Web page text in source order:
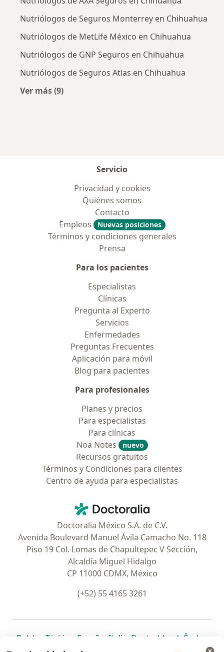
Nutriólogos de Seguros Monterrey en Chihuahua
Nutriólogos de MetLife México en Chihuahua
Nutriólogos de GNP Seguros en Chihuahua
Nutriólogos de Seguros Atlas en Chihuahua
Ver más (9)
Servicio
Privacidad y cookies
Quiénes somos
Contacto
Empleos
Nuevas posiciones
Términos y condiciones generales
Prensa
Para los pacientes
Especialistas
Clínicas
Pregunta al Experto
Servicios
Enfermedades
Preguntas Frecuentes
Aplicación para móvil
Blog para pacientes
Para profesionales
Planes y precios
Para especialistas
Para clínicas
Noa Notes
nuevo
Recursos gratuitos
Términos y Condiciones para clientes
Centro de ayuda para especialistas
Doctoralia - Página de inicio
Doctoralia México S.A. de C.V.
Avenida Boulevard Manuel Ávila Camacho No. 118
Piso 19 Col. Lomas de Chapultepec V Sección,
Alcaldía Miguel Hidalgo
CP 11000 CDMX, México
(+52) 55 4165 3261
Polska se abre en una nueva pestaña
Türkiye se abre en una nueva pestaña
España se abre en una nueva pestaña
Italia se abre en una nueva
Deutschlandse abre en
Česko
se abre en una nueva pestañase abre en una nueva pestaña
se abre en una nueva
se abre en
se